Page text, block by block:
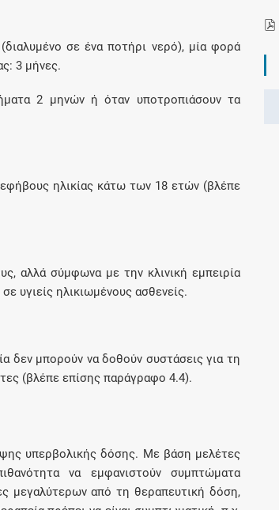
και αγωγές
και ιατρικές πράξεις
Γνωρίζατε ότι...
σε ένα ποτήρι νερό), μία φορά
3 μήνες.
2 μηνών ή όταν υποτροπιάσουν τα
εφήβους ηλικίας κάτω των 18 ετών (βλέπε
αλλά σύμφωνα με την κλινική εμπειρία
υγιείς ηλικιωμένους ασθενείς.
δεν μπορούν να δοθούν συστάσεις για τη
(βλέπε επίσης παράγραφο 4.4).
υπερβολικής δόσης. Με βάση μελέτες
να εμφανιστούν συμπτώματα
μεγαλύτερων από τη θεραπευτική δόση,